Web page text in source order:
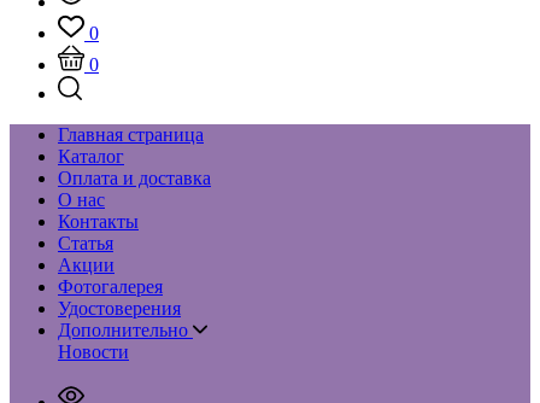
0
0
Главная страница
Каталог
Оплата и доставка
О нас
Контакты
Статья
Акции
Фотогалерея
Удостоверения
Дополнительно
Новости